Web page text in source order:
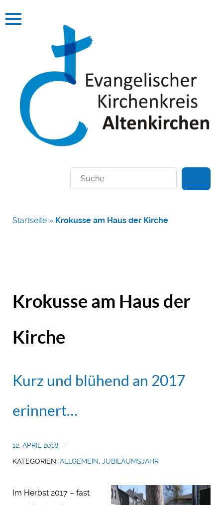
Suchen
Startseite » Krokusse am Haus der Kirche
Krokusse am Haus der
Kirche
Kurz und blühend an 2017
erinnert…
12. APRIL 2018
KATEGORIEN: ALLGEMEIN, JUBILÄUMSJAHR
Im Herbst 2017 – fast